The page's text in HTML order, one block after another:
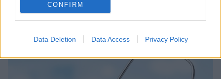
CONFIRM
Data Deletion Data Access Privacy Policy
επενδυτικές ευκαιρίες του κοντινού μέλλοντος